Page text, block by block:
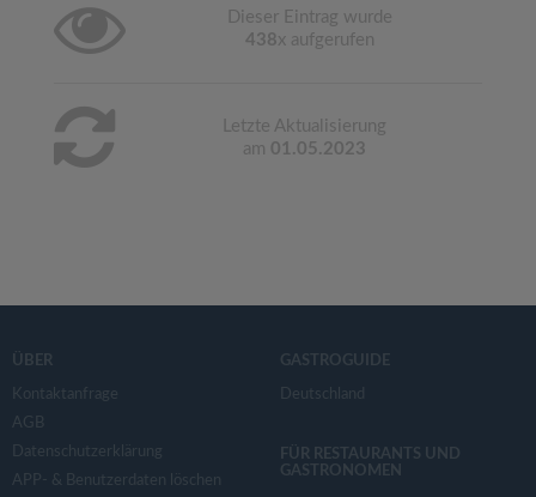
Dieser Eintrag wurde
438x aufgerufen
Letzte Aktualisierung
am 01.05.2023
ÜBER
Kontaktanfrage
AGB
Datenschutzerklärung
APP- & Benutzerdaten löschen
GASTROGUIDE
Deutschland
FÜR RESTAURANTS UND
GASTRONOMEN